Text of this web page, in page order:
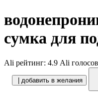
сумка для
Ali рейтинг: 4.9 Ali
| добавить в желания